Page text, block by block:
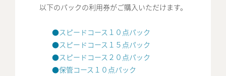
以下のパックの利用券がご購入いただけます。
●スピードコース１０点パック
●スピードコース１５点パック
●スピードコース２０点パック
●保管コース１０点パック